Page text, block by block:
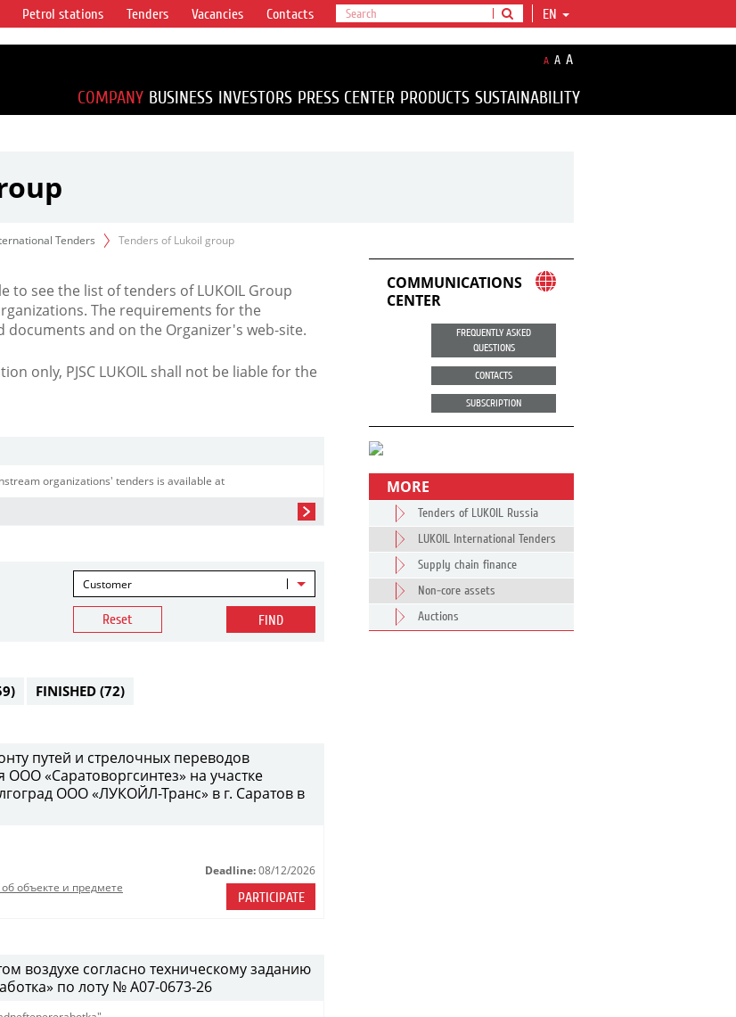
for
EN
Petrol stations Tenders Vacancies Contacts
A A A
COMPANY BUSINESS INVESTORS PRESS CENTER PRODUCTS SUSTAINABILITY
Tenders Tenders of Lukoil group
to see the list of tenders of LUKOIL Group
The requirements for the
and on the Organizer's web-site.
only, PJSC LUKOIL shall not be liable for the
organizations' tenders is available at
Customer
Reset FIND
FINISHED (72)
путей и стрелочных переводов
«Саратоворгсинтез» на участке
ООО «ЛУКОЙЛ-Транс» в г. Саратов в
объекте и предмете
Deadline: 08/12/2026
PARTICIPATE
воздухе согласно техническому заданию
по лоту № A07-0673-26
COMMUNICATIONS
CENTER
FREQUENTLY ASKED
QUESTIONS
CONTACTS
SUBSCRIPTION
MORE
Tenders of LUKOIL Russia
LUKOIL International Tenders
Supply chain finance
Non-core assets
Auctions